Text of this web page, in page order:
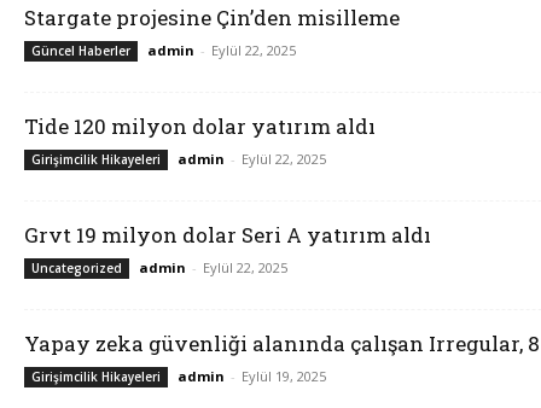
Stargate projesine Çin’den misilleme
Güncel Haberler admin - Eylül 22, 2025
Tide 120 milyon dolar yatırım aldı
Girişimcilik Hikayeleri admin - Eylül 22, 2025
Grvt 19 milyon dolar Seri A yatırım aldı
Uncategorized admin - Eylül 22, 2025
Yapay zeka güvenliği alanında çalışan Irregular,
Girişimcilik Hikayeleri admin - Eylül 19, 2025